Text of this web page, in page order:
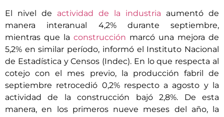
El nivel de actividad de la industria aumentó de
manera interanual 4,2% durante septiembre,
mientras que la construcción marcó una mejora de
5,2% en similar período, informó el Instituto Nacional
de Estadística y Censos (Indec). En lo que respecta al
cotejo con el mes previo, la producción fabril de
septiembre retrocedió 0,2% respecto a agosto y la
actividad de la construcción bajó 2,8%. De esta
manera, en los primeros nueve meses del año, la